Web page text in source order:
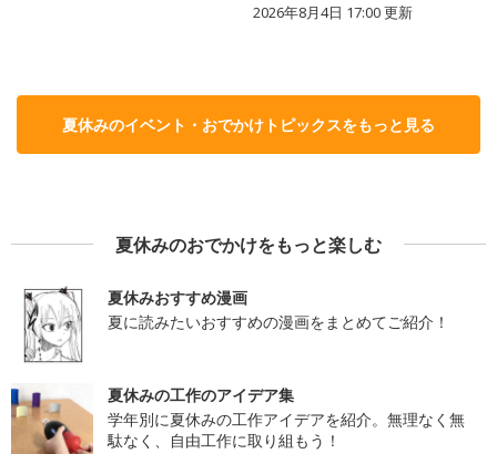
2026年8月4日 17:00更新
夏休みのイベント・おでかけトピックスをもっと見る
夏休みのおでかけをもっと楽しむ
夏休みおすすめ漫画
夏に読みたいおすすめの漫画をまとめてご紹介！
夏休みの工作のアイデア集
学年別に夏休みの工作アイデアを紹介。無理なく無
駄なく、自由工作に取り組もう！